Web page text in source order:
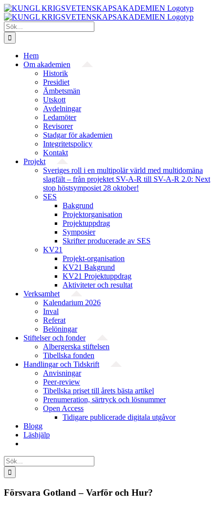
Fortsätt
till
innehållet
Sök
efter:
Hem
Om akademien
Historik
Presidiet
Ämbetsmän
Utskott
Avdelningar
Ledamöter
Revisorer
Stadgar för akademien
Integritetspolicy
Kontakt
Projekt
Sveriges roll i en multipolär värld med multidomäna
slagfält – från projektet SV-A-R till SV-A-R 2.0: Next
stop höstsymposiet 28 oktober!
SES
Bakgrund
Projekt­organisation
Projektuppdrag
Symposier
Skrifter producerade av SES
KV21
Projekt-organisation
KV21 Bakgrund
KV21 Projektuppdrag
Aktiviteter och resultat
Verksamhet
Kalendarium 2026
Inval
Referat
Belöningar
Stiftelser och fonder
Albergerska stiftelsen
Tibellska fonden
Handlingar och Tidskrift
Anvisningar
Peer-review
Tibellska priset till årets bästa artikel
Prenumeration, särtryck och lösnummer
Open Access
Tidigare publicerade digitala utgåvor
Blogg
Läshjälp
Sök
efter:
Försvara Gotland – Varför och Hur?